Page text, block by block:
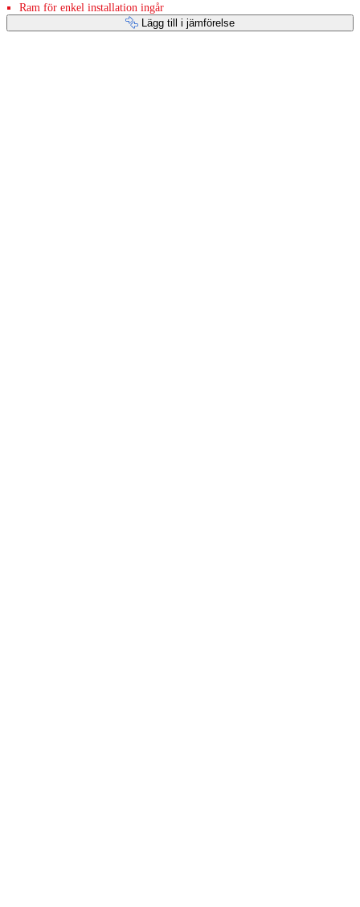
Ram för enkel installation ingår
Lägg till i jämförelse